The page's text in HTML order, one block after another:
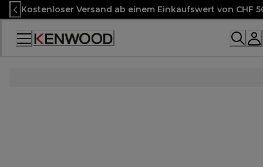
Skip
to
Content
Kostenloser Versand ab einem Einkaufswert von CHF
Accessibility